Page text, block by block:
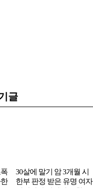
글
30살에 말기 암 3개월 시
한부 판정 받은 유명 여자